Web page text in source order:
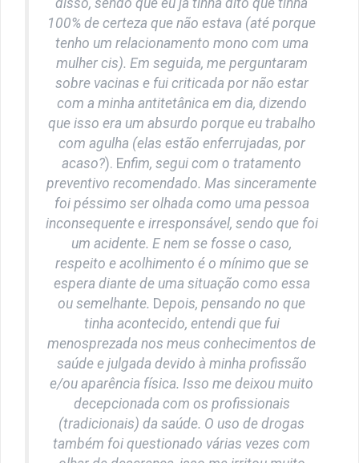
disso, sendo que eu já tinha dito que tinha
100% de certeza que não estava (até porque
tenho um relacionamento mono com uma
mulher cis). Em seguida, me perguntaram
sobre vacinas e fui criticada por não estar
com a minha antitetânica em dia, dizendo
que isso era um absurdo porque eu trabalho
com agulha (elas estão enferrujadas, por
acaso?). Enfim, segui com o tratamento
preventivo recomendado. Mas sinceramente
foi péssimo ser olhada como uma pessoa
inconsequente e irresponsável, sendo que foi
um acidente. E nem se fosse o caso,
respeito e acolhimento é o mínimo que se
espera diante de uma situação como essa
ou semelhante. Depois, pensando no que
tinha acontecido, entendi que fui
menosprezada nos meus conhecimentos de
saúde e julgada devido à minha profissão
e/ou aparência física. Isso me deixou muito
decepcionada com os profissionais
(tradicionais) da saúde. O uso de drogas
também foi questionado várias vezes com